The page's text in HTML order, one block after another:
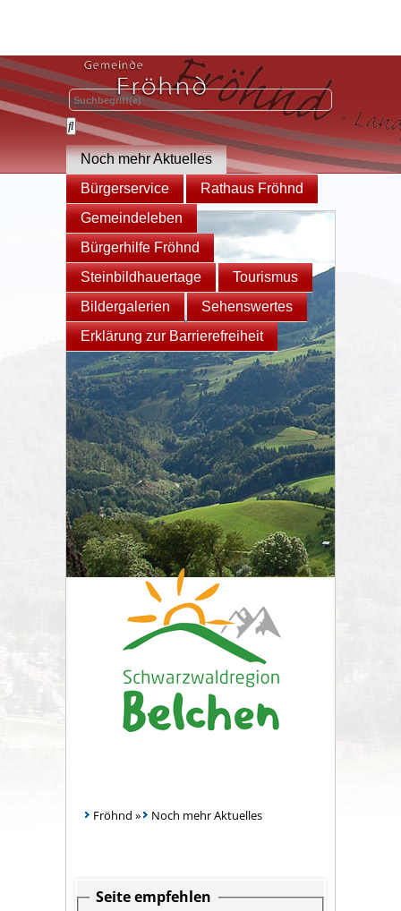
Noch mehr Aktuelles
Bürgerservice
Rathaus Fröhnd
Gemeindeleben
Bürgerhilfe Fröhnd
Steinbildhauertage
Tourismus
Bildergalerien
Sehenswertes
Erklärung zur Barrierefreiheit
Fröhnd » Noch mehr Aktuelles
Seite empfehlen